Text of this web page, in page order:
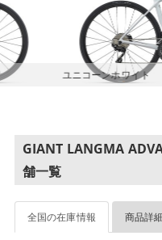
ユニコーンホワイト
GIANT LANGMA
舗一覧
全国の在庫情報 商品詳細